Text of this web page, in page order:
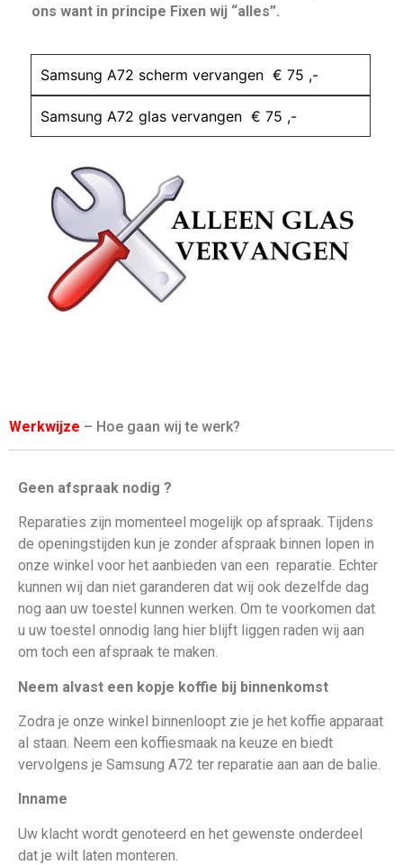
ons want in principe Fixen wij “alles”.
Samsung A72 scherm vervangen € 75 ,-
Samsung A72 glas vervangen € 75 ,-
Werkwijze – Hoe gaan wij te werk?
Geen afspraak nodig ?
Reparaties zijn momenteel mogelijk op afspraak. Tijdens
de openingstijden kun je zonder afspraak binnen lopen in
onze winkel voor het aanbieden van een reparatie. Echter
kunnen wij dan niet garanderen dat wij ook dezelfde dag
nog aan uw toestel kunnen werken. Om te voorkomen dat
u uw toestel onnodig lang hier blijft liggen raden wij aan
om toch een afspraak te maken.
Neem alvast een kopje koffie bij binnenkomst
Zodra je onze winkel binnenloopt zie je het koffie apparaat
al staan. Neem een koffiesmaak na keuze en biedt
vervolgens je Samsung A72 ter reparatie aan aan de balie.
Inname
Uw klacht wordt genoteerd en het gewenste onderdeel
dat je wilt laten monteren.